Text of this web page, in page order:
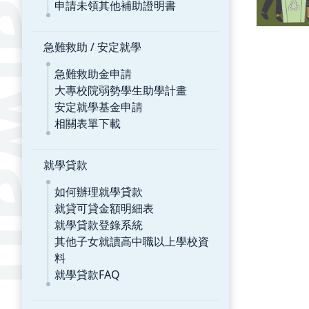
申請未領其他補助證明書
急難救助 / 安定就學
急難救助金申請
大專校院弱勢學生助學計畫
安定就學基金申請
相關表單下載
就學貸款
如何辦理就學貸款
就貸可貸金額明細表
就學貸款登錄系統
其他子女就讀高中職以上學校資
料
就學貸款FAQ